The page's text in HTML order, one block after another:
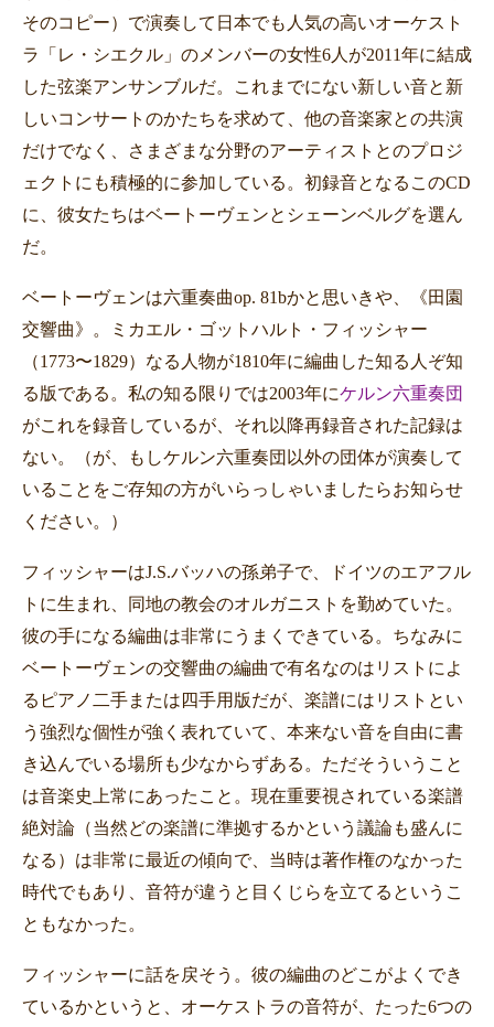
そのコピー）で演奏して日本でも人気の高いオーケスト
ラ「レ・シエクル」のメンバーの女性6人が2011年に結成
した弦楽アンサンブルだ。これまでにない新しい音と新
しいコンサートのかたちを求めて、他の音楽家との共演
だけでなく、さまざまな分野のアーティストとのプロジ
ェクトにも積極的に参加している。 初録音となるこのCD
に、彼女たちはベートーヴェンとシェーンベルグを選ん
だ。
ベートーヴェンは六重奏曲op. 81bかと思いきや、《田園
交響曲》。ミカエル・ゴットハルト・フィッシャー
（1773〜1829）なる人物が1810年に編曲した知る人ぞ知
る版である。私の知る限りでは2003年にケルン六重奏団
がこれを録音しているが、それ以降再録音された記録は
ない。（が、もしケルン六重奏団以外の団体が演奏して
いることをご存知の方がいらっしゃいましたらお知らせ
ください。）
フィッシャーはJ.S.バッハの孫弟子で、ドイツのエアフル
トに生まれ、同地の教会のオルガニストを勤めていた。
彼の手になる編曲は非常にうまくできている。ちなみに
ベートーヴェンの交響曲の編曲で有名なのはリストによ
るピアノ二手または四手用版だが、楽譜にはリストとい
う強烈な個性が強く表れていて、本来ない音を自由に書
き込んでいる場所も少なからずある。ただそういうこと
は音楽史上常にあったこと。現在重要視されている楽譜
絶対論（当然どの楽譜に準拠するかという議論も盛んに
なる）は非常に最近の傾向で、当時は著作権のなかった
時代でもあり、音符が違うと目くじらを立てるというこ
ともなかった。
フィッシャーに話を戻そう。彼の編曲のどこがよくでき
ているかというと、オーケストラの音符が、たった6つの